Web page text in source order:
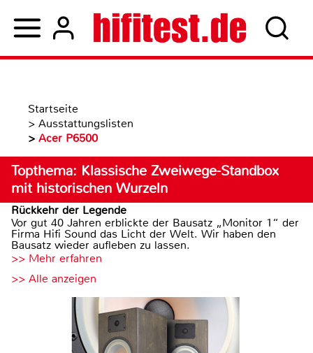
Startseite
> Ausstattungslisten
> Acer P6500
Topthema: Klassische Zweiwege-Standbox
mit historischen Wurzeln
Rückkehr der Legende
Vor gut 40 Jahren erblickte der Bausatz „Monitor 1“ der
Firma Hifi Sound das Licht der Welt. Wir haben den
Bausatz wieder aufleben zu lassen.
>> Mehr erfahren
>> Alle anzeigen